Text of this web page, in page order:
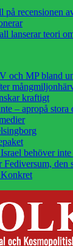
på recensionen
lanserar teori
och MP bland
kraftigt
– apropå stora
behöver
den